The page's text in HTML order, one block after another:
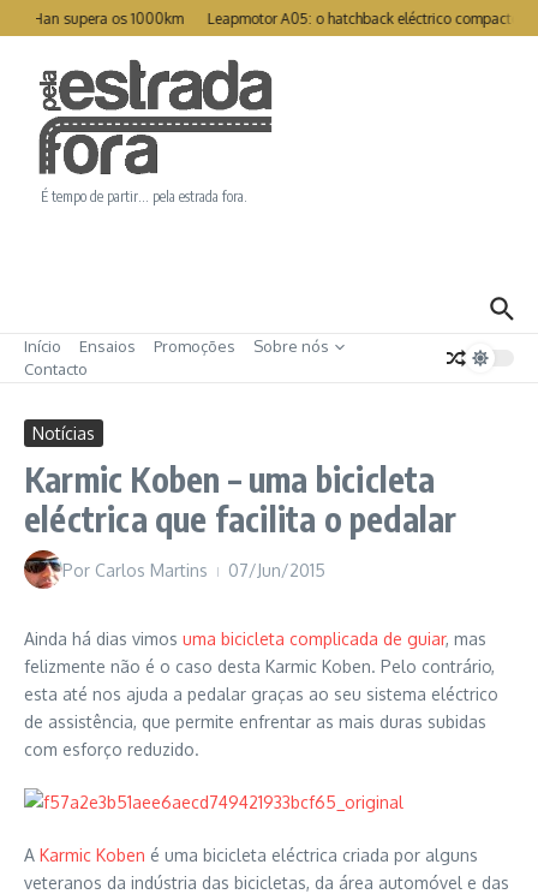
Ir para o conteúdo
Han supera os 1000km Leapmotor A05: o hatchback eléctrico compacto
É tempo de partir… pela estrada fora.
Início Ensaios Promoções
Sobre nós
Contacto
Notícias
Karmic Koben – uma bicicleta
eléctrica que facilita o pedalar
Por Carlos Martins 07/Jun/2015
Ainda há dias vimos uma bicicleta complicada de guiar, mas
felizmente não é o caso desta Karmic Koben. Pelo contrário,
esta até nos ajuda a pedalar graças ao seu sistema eléctrico
de assistência, que permite enfrentar as mais duras subidas
com esforço reduzido.
A Karmic Koben é uma bicicleta eléctrica criada por alguns
veteranos da indústria das bicicletas, da área automóvel e das